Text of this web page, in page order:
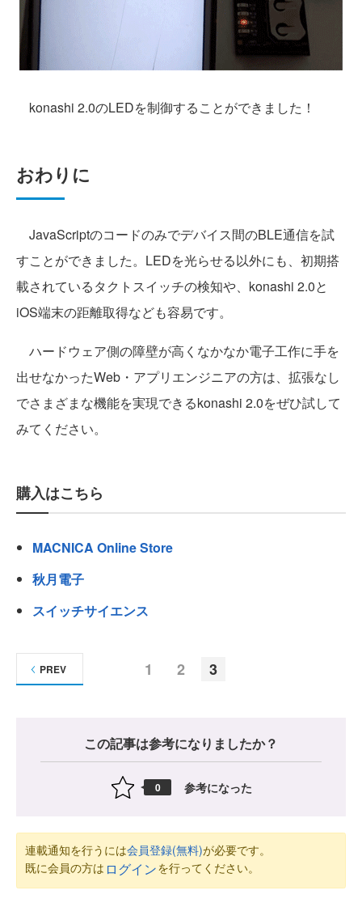
konashi 2.0のLEDを制御することができました！
おわりに
JavaScriptのコードのみでデバイス間のBLE通信を試
すことができました。LEDを光らせる以外にも、初期搭
載されているタクトスイッチの検知や、konashi 2.0と
iOS端末の距離取得なども容易です。
ハードウェア側の障壁が高くなかなか電子工作に手を
出せなかったWeb・アプリエンジニアの方は、拡張なし
でさまざまな機能を実現できるkonashi 2.0をぜひ試して
みてください。
購入はこちら
MACNICA Online Store
秋月電子
スイッチサイエンス
1 2 3
PREV
この記事は参考になりましたか？
0 参考になった
連載通知を行うには会員登録(無料)が必要です。
既に会員の方は ログインを行ってください。